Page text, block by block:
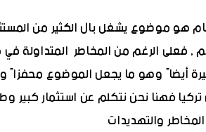
هو موضوع يشغل بال الكثير من
, فعلى الرغم من المخاطر المتداولة في
أيضاً وهو ما يجعل الموضوع
فهنا نحن نتكلم عن استثمار كبير
والتهديدات